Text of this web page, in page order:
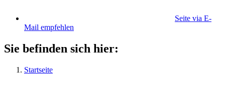
Seite via E-
Mail empfehlen
Sie befinden sich hier:
Startseite